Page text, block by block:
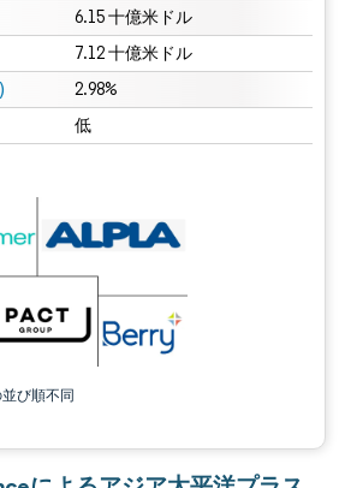
6.15 十億米ドル
7.12 十億米ドル
2.98%
低
び順不同